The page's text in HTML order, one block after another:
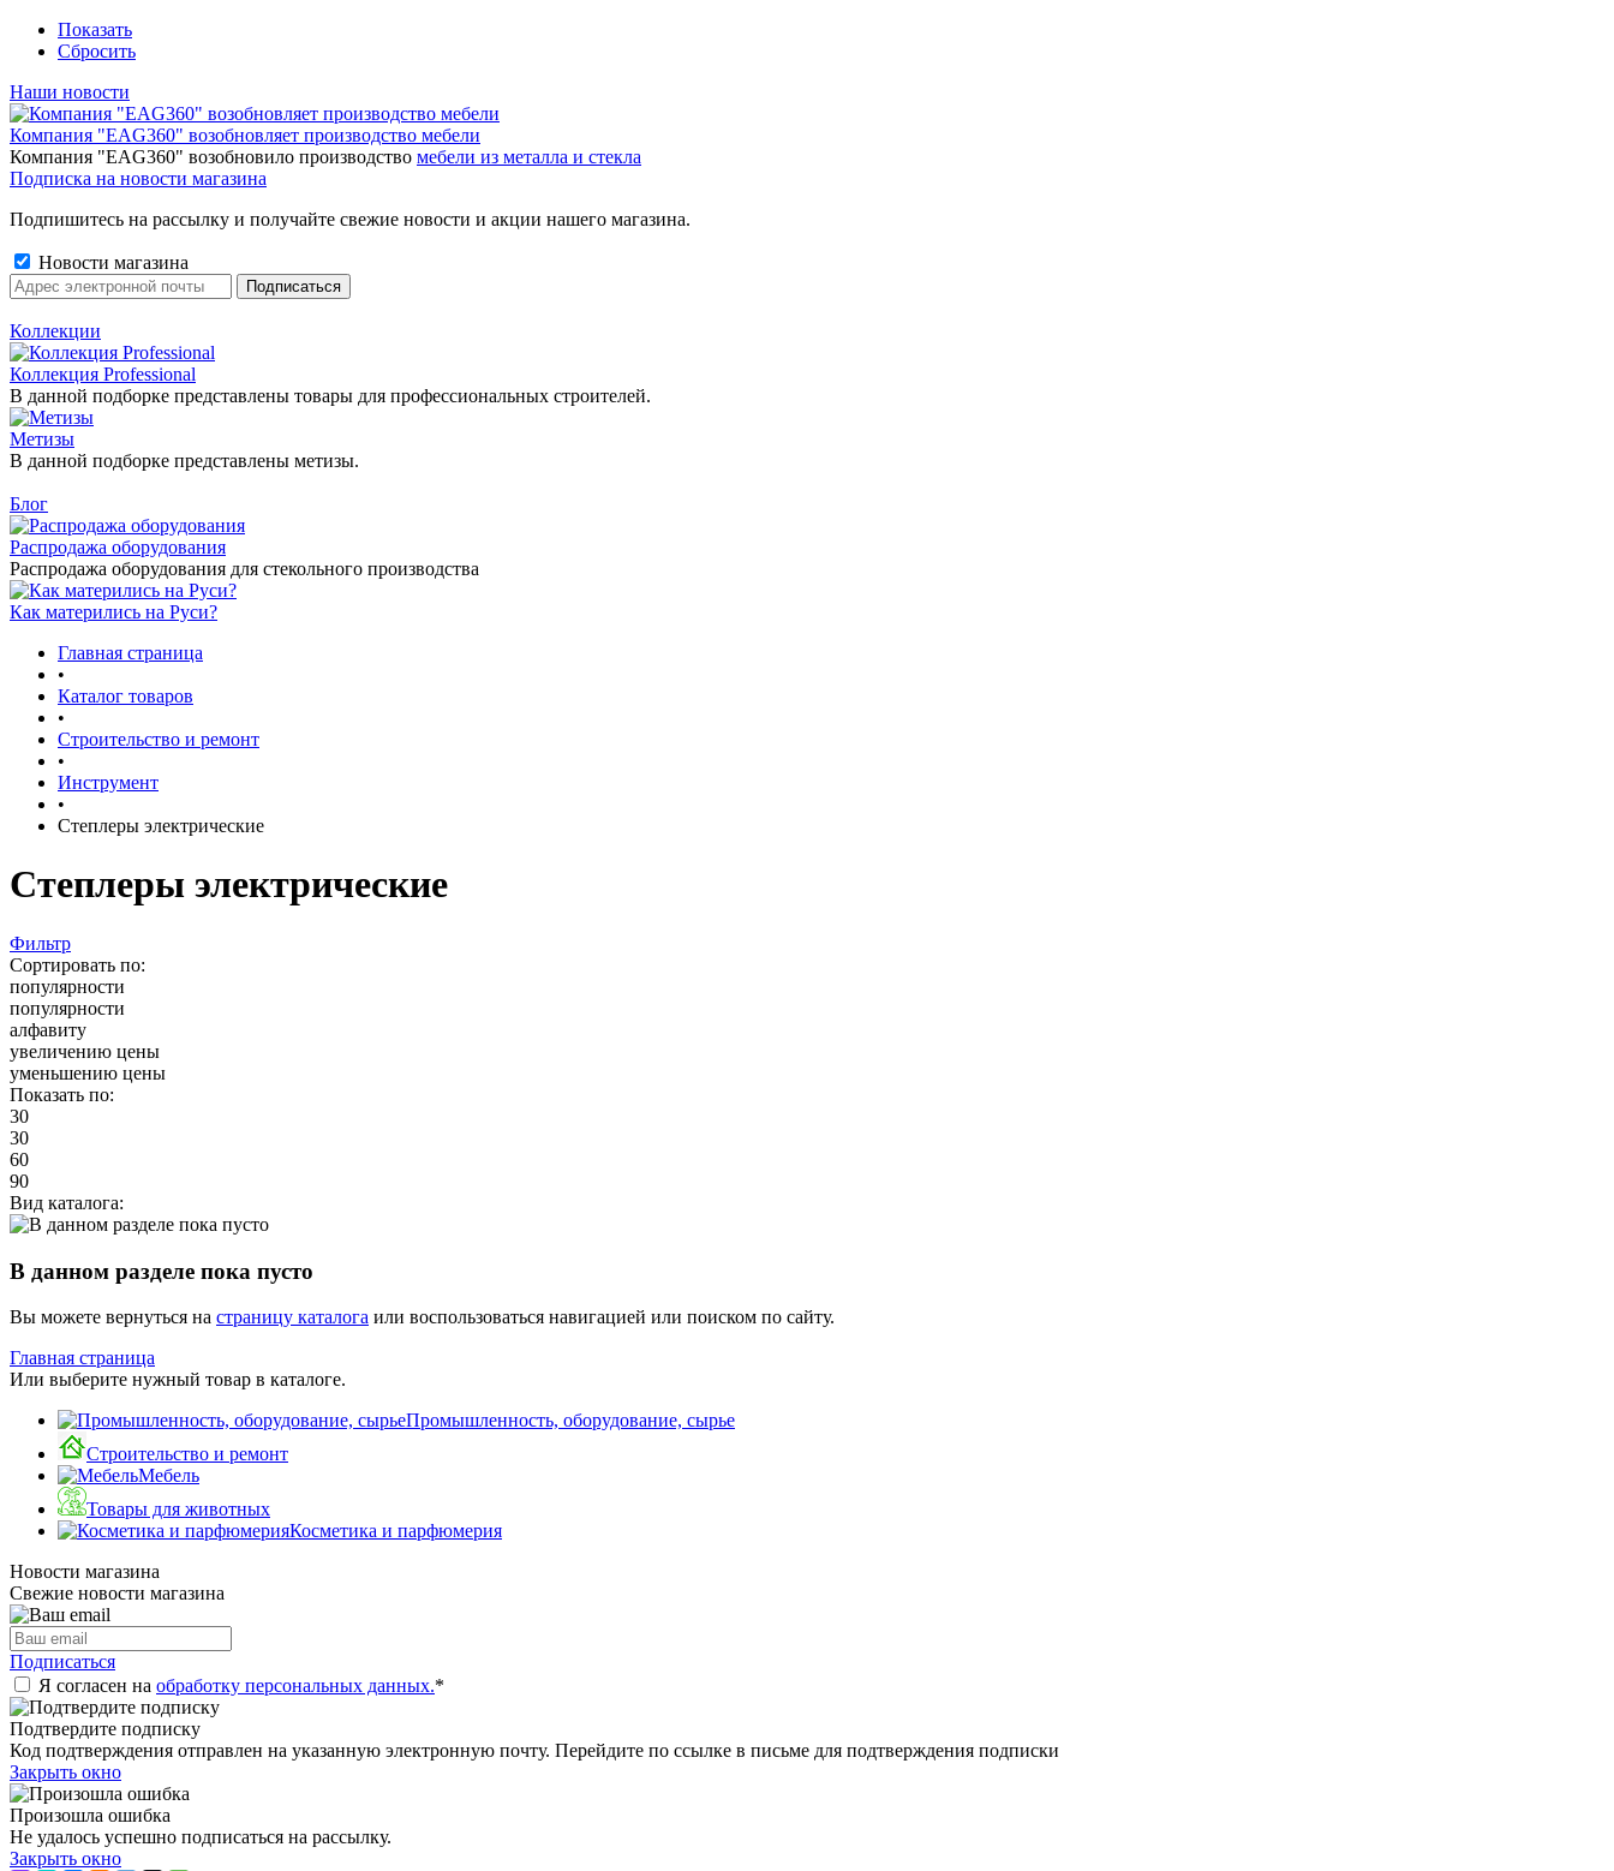
Показать
Сбросить
Наши новости
Компания "EAG360" возобновляет производство мебели
Компания "EAG360" возобновило производство мебели из металла и стекла
Подписка на новости магазина
Подпишитесь на рассылку и получайте свежие новости и акции нашего магазина.
Новости магазина
Коллекции
Коллекция Professional
В данной подборке представлены товары для профессиональных строителей.
Метизы
В данной подборке представлены метизы.
Блог
Распродажа оборудования
Распродажа оборудования для стекольного производства
Как матерились на Руси?
Главная страница
•
Каталог товаров
•
Строительство и ремонт
•
Инструмент
•
Степлеры электрические
Степлеры электрические
Фильтр
Сортировать по:
популярности
популярности
алфавиту
увеличению цены
уменьшению цены
Показать по:
30
30
60
90
Вид каталога:
В данном разделе пока пусто
Вы можете вернуться на страницу каталога или воспользоваться навигацией или поиском по сайту.
Главная страница
Или выберите нужный товар в каталоге.
Промышленность, оборудование, сырье
Строительство и ремонт
Мебель
Товары для животных
Косметика и парфюмерия
Новости магазина
Свежие новости магазина
Подписаться
Я согласен на обработку персональных данных.*
Подтвердите подписку
Код подтверждения отправлен на указанную электронную почту. Перейдите по ссылке в письме для подтверждения подписки
Закрыть окно
Произошла ошибка
Не удалось успешно подписаться на рассылку.
Закрыть окно